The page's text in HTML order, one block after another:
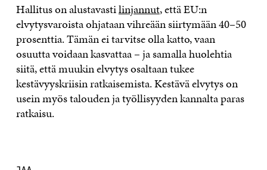
Hallitus on alustavastilinjannut, että EU:n
elvytysvaroista ohjataan vihreään siirtymään 40–50
prosenttia. Tämän ei tarvitse olla katto, vaan
osuutta voidaan kasvattaa – ja samalla huolehtia
siitä, että muukin elvytys osaltaan tukee
kestävyyskriisin ratkaisemista. Kestävä elvytys on
usein myös talouden ja työllisyyden kannalta paras
ratkaisu.